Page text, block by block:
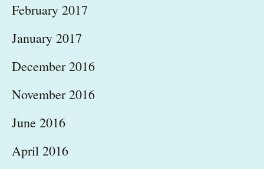
February 2017
January 2017
December 2016
November 2016
June 2016
April 2016